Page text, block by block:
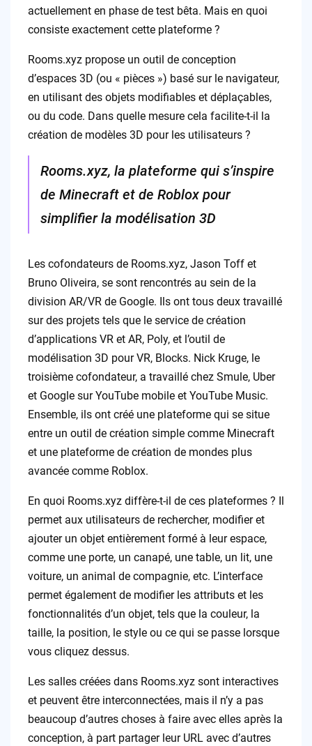
actuellement en phase de test bêta. Mais en quoi
consiste exactement cette plateforme ?
Rooms.xyz propose un outil de conception
d’espaces 3D (ou « pièces ») basé sur le navigateur,
en utilisant des objets modifiables et déplaçables,
ou du code. Dans quelle mesure cela facilite-t-il la
création de modèles 3D pour les utilisateurs ?
Rooms.xyz, la plateforme qui s’inspire
de Minecraft et de Roblox pour
simplifier la modélisation 3D
Les cofondateurs de Rooms.xyz, Jason Toff et
Bruno Oliveira, se sont rencontrés au sein de la
division AR/VR de Google. Ils ont tous deux travaillé
sur des projets tels que le service de création
d’applications VR et AR, Poly, et l’outil de
modélisation 3D pour VR, Blocks. Nick Kruge, le
troisième cofondateur, a travaillé chez Smule, Uber
et Google sur YouTube mobile et YouTube Music.
Ensemble, ils ont créé une plateforme qui se situe
entre un outil de création simple comme Minecraft
et une plateforme de création de mondes plus
avancée comme Roblox.
En quoi Rooms.xyz diffère-t-il de ces plateformes ? Il
permet aux utilisateurs de rechercher, modifier et
ajouter un objet entièrement formé à leur espace,
comme une porte, un canapé, une table, un lit, une
voiture, un animal de compagnie, etc. L’interface
permet également de modifier les attributs et les
fonctionnalités d’un objet, tels que la couleur, la
taille, la position, le style ou ce qui se passe lorsque
vous cliquez dessus.
Les salles créées dans Rooms.xyz sont interactives
et peuvent être interconnectées, mais il n’y a pas
beaucoup d’autres choses à faire avec elles après la
conception, à part partager leur URL avec d’autres